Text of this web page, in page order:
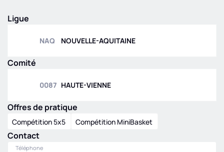
Ligue
NAQ NOUVELLE-AQUITAINE
Comité
0087 HAUTE-VIENNE
Offres de pratique
Compétition 5x5 Compétition MiniBasket
Contact
Téléphone